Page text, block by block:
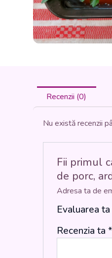
Recenzii (0)
Nu există recenzii
Fii primul
de porc,
Adresa ta de
Evaluarea ta
Recenzia ta *